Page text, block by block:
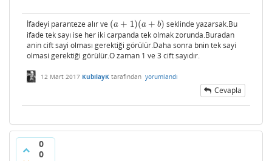
İfadeyi paranteze alır ve (a + 1)(a + b)
(a+ 1) a+b)
seklinde yazarsak.Bu
ifade tek sayı ise her iki carpanda tek olmak zorunda.Buradan
anin cift sayi olması gerektiği görülür.Daha sonra bnin tek sayi
olmasi gerektiği görülür.O zaman 1 ve 3 cift sayıdır.
12 Mart 2017 KubilayK tarafından yorumlandı
Cevapla
0
0